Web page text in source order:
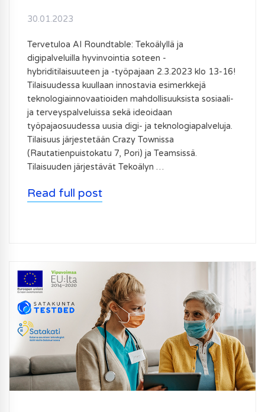
30.01.2023
Tervetuloa AI Roundtable: Tekoälyllä ja
digipalveluilla hyvinvointia soteen -
hybriditilaisuuteen ja -työpajaan 2.3.2023 klo 13-16!
Tilaisuudessa kuullaan innostavia esimerkkejä
teknologiainnovaatioiden mahdollisuuksista sosiaali-
ja terveyspalveluissa sekä ideoidaan
työpajaosuudessa uusia digi- ja teknologiapalveluja.
Tilaisuus järjestetään Crazy Townissa
(Rautatienpuistokatu 7, Pori) ja Teamsissä.
Tilaisuuden järjestävät Tekoälyn …
Read full post